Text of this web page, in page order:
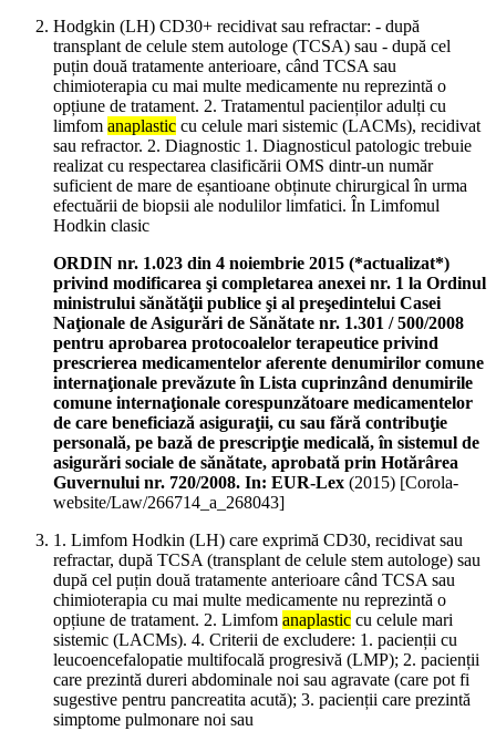
Hodgkin (LH) CD30+ recidivat sau refractar: - după
transplant de celule stem autologe (TCSA) sau - după cel
puțin două tratamente anterioare, când TCSA sau
chimioterapia cu mai multe medicamente nu reprezintă o
opțiune de tratament. 2. Tratamentul pacienților adulți cu
limfom anaplastic cu celule mari sistemic (LACMs), recidivat
sau refractor. 2. Diagnostic 1. Diagnosticul patologic trebuie
realizat cu respectarea clasificării OMS dintr-un număr
suficient de mare de eșantioane obținute chirurgical în urma
efectuării de biopsii ale nodulilor limfatici. În Limfomul
Hodkin clasic
ORDIN nr. 1.023 din 4 noiembrie 2015 (*actualizat*)
privind modificarea şi completarea anexei nr. 1 la Ordinul
ministrului sănătăţii publice şi al preşedintelui Casei
Naţionale de Asigurări de Sănătate nr. 1.301 / 500/2008
pentru aprobarea protocoalelor terapeutice privind
prescrierea medicamentelor aferente denumirilor comune
internaţionale prevăzute în Lista cuprinzând denumirile
comune internaţionale corespunzătoare medicamentelor
de care beneficiază asiguraţii, cu sau fără contribuţie
personală, pe bază de prescripţie medicală, în sistemul de
asigurări sociale de sănătate, aprobată prin Hotărârea
Guvernului nr. 720/2008. In: EUR-Lex (2015) [Corola-
website/Law/266714_a_268043]
1. Limfom Hodkin (LH) care exprimă CD30, recidivat sau
refractar, după TCSA (transplant de celule stem autologe) sau
după cel puțin două tratamente anterioare când TCSA sau
chimioterapia cu mai multe medicamente nu reprezintă o
opțiune de tratament. 2. Limfom anaplastic cu celule mari
sistemic (LACMs). 4. Criterii de excludere: 1. pacienții cu
leucoencefalopatie multifocală progresivă (LMP); 2. pacienții
care prezintă dureri abdominale noi sau agravate (care pot fi
sugestive pentru pancreatita acută); 3. pacienții care prezintă
simptome pulmonare noi sau